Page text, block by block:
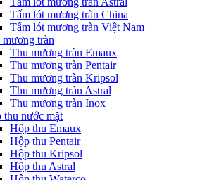
Tấm lót mương tràn China
Tấm lót mương tràn Việt Nam
tràn
Thu mương tràn Emaux
Thu mương tràn Pentair
Thu mương tràn Kripsol
Thu mương tràn Astral
Thu mương tràn Inox
thu nước mặt
Hộp thu Emaux
Hộp thu Pentair
Hộp thu Kripsol
Hộp thu Astral